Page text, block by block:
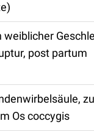
weiblicher
post partum
Os coccygis